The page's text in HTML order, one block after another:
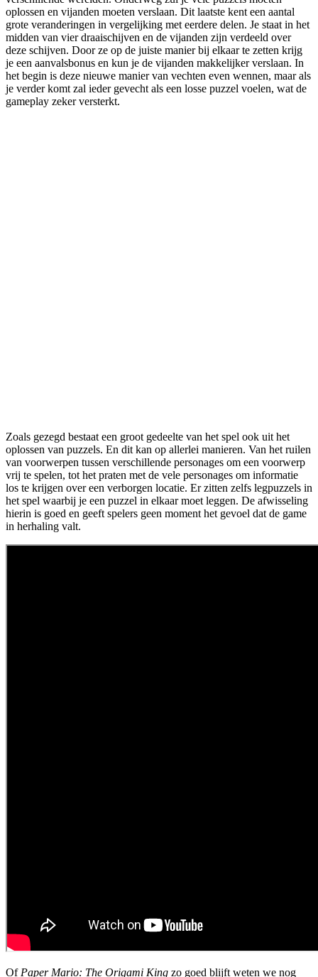
oplossen en vijanden moeten verslaan. Dit laatste kent een aantal
grote veranderingen in vergelijking met eerdere delen. Je staat in het
midden van vier draaischijven en de vijanden zijn verdeeld over
deze schijven. Door ze op de juiste manier bij elkaar te zetten krijg
je een aanvalsbonus en kun je de vijanden makkelijker verslaan. In
het begin is deze nieuwe manier van vechten even wennen, maar als
je verder komt zal ieder gevecht als een losse puzzel voelen, wat de
gameplay zeker versterkt.
Zoals gezegd bestaat een groot gedeelte van het spel ook uit het
oplossen van puzzels. En dit kan op allerlei manieren. Van het ruilen
van voorwerpen tussen verschillende personages om een voorwerp
vrij te spelen, tot het praten met de vele personages om informatie
los te krijgen over een verborgen locatie. Er zitten zelfs legpuzzels in
het spel waarbij je een puzzel in elkaar moet leggen. De afwisseling
hierin is goed en geeft spelers geen moment het gevoel dat de game
in herhaling valt.
Of Paper Mario: The Origami King zo goed blijft weten we nog